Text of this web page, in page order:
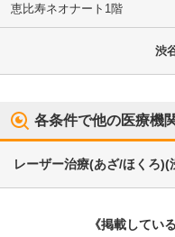
恵比寿ネオナート1階
渋
各条件で他の医療機
レーザー治療(あざ/ほくろ)(
《掲載してい